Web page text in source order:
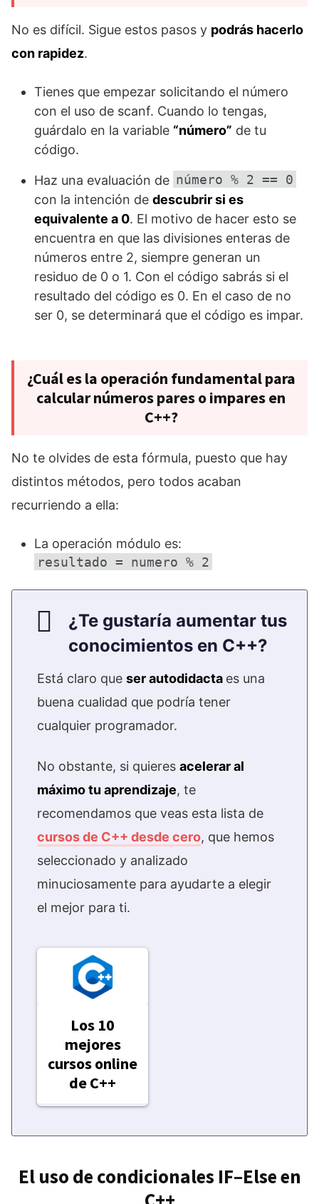
No es difícil. Sigue estos pasos y podrás hacerlo
con rapidez.
Tienes que empezar solicitando el número
con el uso de scanf. Cuando lo tengas,
guárdalo en la variable “número” de tu
código.
Haz una evaluación de número % 2 == 0
con la intención de descubrir si es
equivalente a 0. El motivo de hacer esto se
encuentra en que las divisiones enteras de
números entre 2, siempre generan un
residuo de 0 o 1. Con el código sabrás si el
resultado del código es 0. En el caso de no
ser 0, se determinará que el código es impar.
¿Cuál es la operación fundamental para
calcular números pares o impares en
C++?
No te olvides de esta fórmula, puesto que hay
distintos métodos, pero todos acaban
recurriendo a ella:
La operación módulo es:
resultado = numero % 2
¿Te gustaría aumentar tus
conocimientos en C++?
Está claro que ser autodidacta es una
buena cualidad que podría tener
cualquier programador.
No obstante, si quieres acelerar al
máximo tu aprendizaje, te
recomendamos que veas esta lista de
cursos de C++ desde cero, que hemos
seleccionado y analizado
minuciosamente para ayudarte a elegir
el mejor para ti.
Los 10
mejores
cursos online
de C++
El uso de condicionales IF–Else en